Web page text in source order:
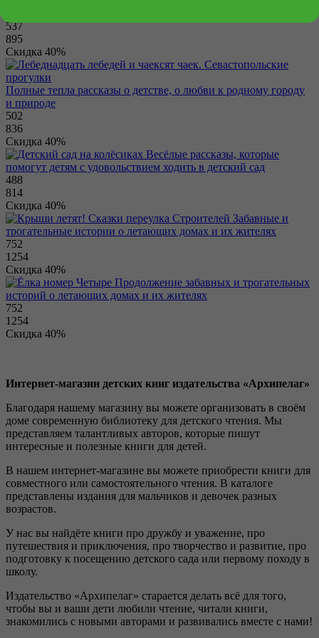
537
895
Скидка 40%
Полные тепла рассказы о детстве, о любви к родному городу
и природе
502
836
Скидка 40%
Весёлые рассказы, которые
помогут детям с удовольствием ходить в детский сад
488
814
Скидка 40%
Забавные и
трогательные истории о летающих домах и их жителях
752
1254
Скидка 40%
Продолжение забавных и трогательных
историй о летающих домах и их жителях
752
1254
Скидка 40%
Интернет-магазин детских книг издательства «Архипелаг»
Благодаря нашему магазину вы можете организовать в своём
доме современную библиотеку для детского чтения. Мы
представляем талантливых авторов, которые пишут
интересные и полезные книги для детей.
В нашем интернет-магазине вы можете приобрести книги для
совместного или самостоятельного чтения. В каталоге
представлены издания для мальчиков и девочек разных
возрастов.
У нас вы найдёте книги про дружбу и уважение, про
путешествия и приключения, про творчество и развитие, про
подготовку к посещению детского сада или первому походу в
школу.
Издательство «Архипелаг» старается делать всё для того,
чтобы вы и ваши дети любили чтение, читали книги,
знакомились с новыми авторами и развивались вместе с нами!